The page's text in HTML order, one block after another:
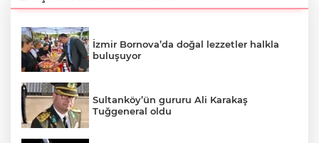
İzmir Bornova’da doğal lezzetler halkla
buluşuyor
Sultanköy’ün gururu Ali Karakaş
Tuğgeneral oldu